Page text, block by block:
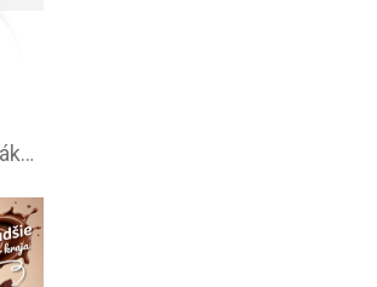
Môj obchod leták –⁠ akciová ponuka